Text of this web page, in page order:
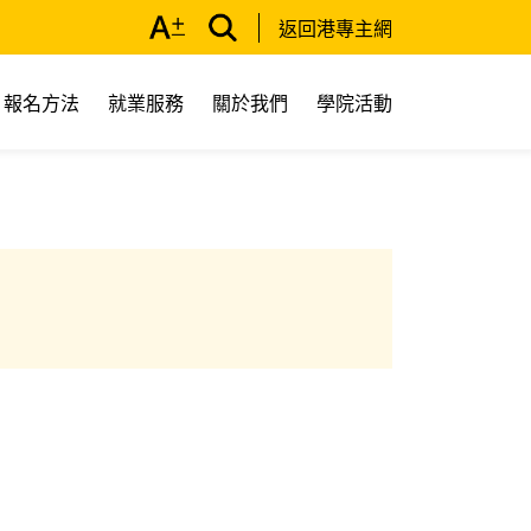
返回港專主網
報名方法 就業服務 關於我們 學院活動